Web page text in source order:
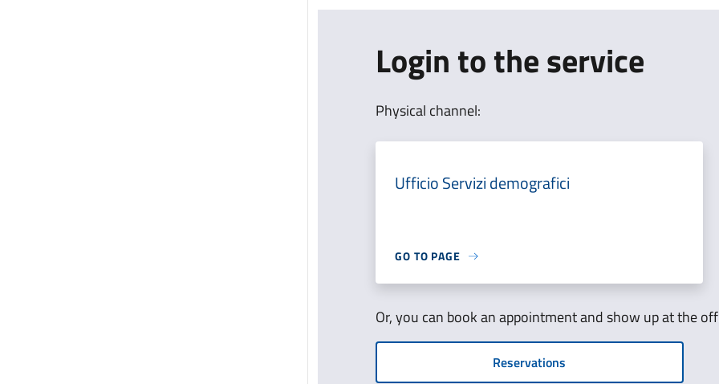
Login to the service
Physical channel:
Ufficio Servizi demografici
GO TO PAGE
Or, you can book an appointment and show up at the
Reservations